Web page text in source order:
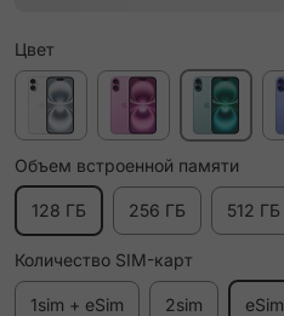
Цвет
Объем встроенной памяти
128 ГБ 256 ГБ 512 ГБ
Количество SIM-карт
1sim + eSim 2sim eSim